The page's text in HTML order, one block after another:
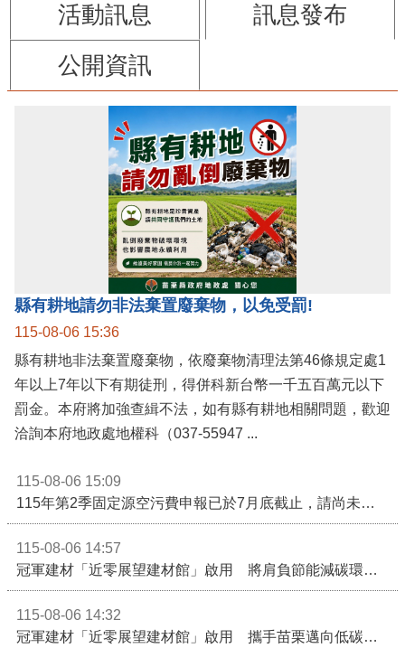
活動訊息
訊息發布
公開資訊
縣有耕地請勿非法棄置廢棄物，以免受罰!
115-08-06 15:36
縣有耕地非法棄置廢棄物，依廢棄物清理法第46條規定處1
年以上7年以下有期徒刑，得併科新台幣一千五百萬元以下
罰金。本府將加強查緝不法，如有縣有耕地相關問題，歡迎
洽詢本府地政處地權科（037-55947 ...
115-08-06 15:09
115年第2季固定源空污費申報已於7月底截止，請尚未申報公私場所儘速完成申繳，以免面臨滯納金及罰鍰!
115-08-06 14:57
冠軍建材「近零展望建材館」啟用 將肩負節能減碳環境教育重任
115-08-06 14:32
冠軍建材「近零展望建材館」啟用 攜手苗栗邁向低碳建築新未來